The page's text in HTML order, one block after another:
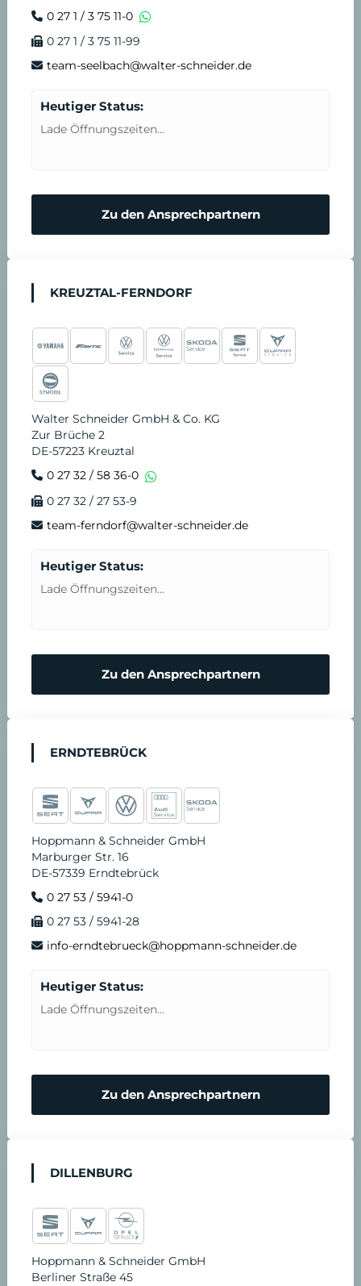
0 27 1 / 3 75 11-0
0 27 1 / 3 75 11-99
team-seelbach@walter-schneider.de
Heutiger Status:
Lade Öffnungszeiten...
Zu den Ansprechpartnern
KREUZTAL-FERNDORF
Walter Schneider GmbH & Co. KG
Zur Brüche 2
DE-57223 Kreuztal
0 27 32 / 58 36-0
0 27 32 / 27 53-9
team-ferndorf@walter-schneider.de
Heutiger Status:
Lade Öffnungszeiten...
Zu den Ansprechpartnern
ERNDTEBRÜCK
Hoppmann & Schneider GmbH
Marburger Str. 16
DE-57339 Erndtebrück
0 27 53 / 5941-0
0 27 53 / 5941-28
info-erndtebrueck@hoppmann-schneider.de
Heutiger Status:
Lade Öffnungszeiten...
Zu den Ansprechpartnern
DILLENBURG
Hoppmann & Schneider GmbH
Berliner Straße 45